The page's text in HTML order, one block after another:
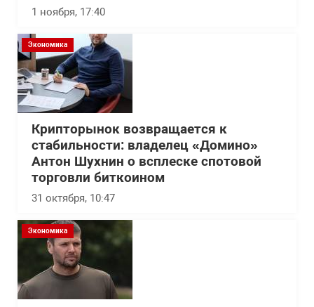
1 ноября, 17:40
Экономика
Крипторынок возвращается к
стабильности: владелец «Домино»
Антон Шухнин о всплеске спотовой
торговли биткоином
31 октября, 10:47
Экономика